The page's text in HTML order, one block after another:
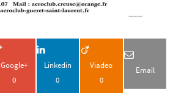
Google+
0
Linkedin
0
Viadeo
0
Email